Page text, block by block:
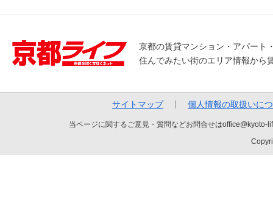
京都の賃貸マンション・アパート
住んでみたい街のエリア情報から
サイトマップ 個人情報の取扱いに
当ページに関するご意見・質問などお問合せは